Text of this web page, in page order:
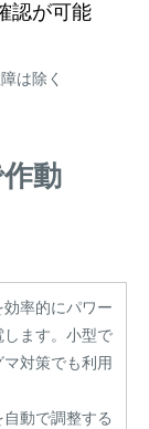
認が可能
は除く
動
率的にパワー
ます。小型で
対策でも利用
動で調整する